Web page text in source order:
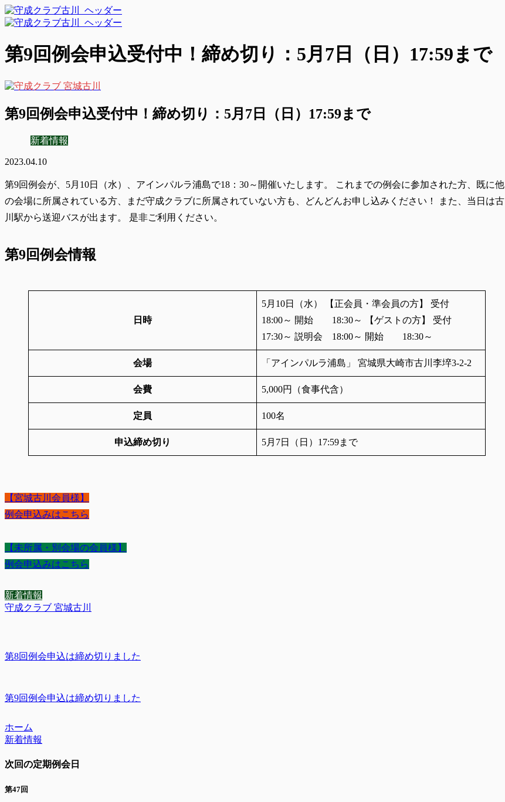
第9回例会申込受付中！締め切り：5月7日（日）17:59まで
第9回例会申込受付中！締め切り：5月7日（日）17:59まで
新着情報
2023.04.10
第9回例会が、5月10日（水）、 アインパルラ浦島で18：30～ 開催いたします。 これまでの例会に参加された方、既に他
の会場に所属されている方、まだ守成クラブに所属されていない方も、どんどんお申し込みください！ また、当日は古
川駅から送迎バスが出ます。 是非ご利用ください。
第9回例会情報
日時
5月10日（水） 【正会員・準会員の方】 受付
18:00～ 開始 18:30～ 【ゲストの方】 受付
17:30～ 説明会 18:00～ 開始 18:30～
会場 「アインパルラ浦島」 宮城県大崎市古川李埣3-2-2
会費 5,000円（食事代含）
定員 100名
申込締め切り 5月7日（日）17:59まで
【宮城古川会員様】
例会申込みはこちら
【未所属・別会場の会員様】
例会申込みはこちら
新着情報
守成クラブ 宮城古川
第8回例会申込は締め切りました
第9回例会申込は締め切りました
ホーム
新着情報
次回の定期例会日
第47回